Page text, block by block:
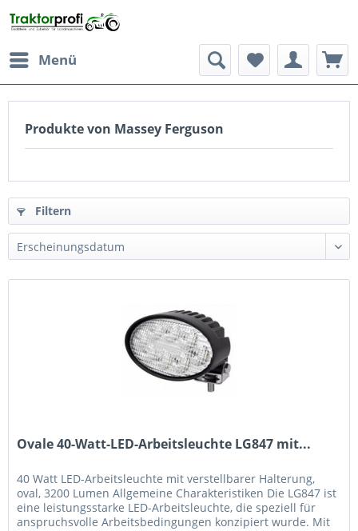
Menü
Produkte von Massey Ferguson
Filtern
Ovale 40-Watt-LED-Arbeitsleuchte LG847 mit...
40 Watt LED-Arbeitsleuchte mit verstellbarer Halterung,
oval, 3200 Lumen Allgemeine Charakteristiken Die LG847 ist
eine leistungsstarke LED-Arbeitsleuchte, die speziell für
anspruchsvolle Arbeitsbedingungen konzipiert wurde. Mit